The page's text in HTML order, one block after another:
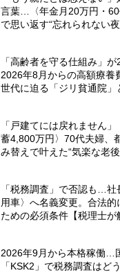
言葉…〈年金月20万円・
で思い返す“忘れられない夜
「高齢者を守る仕組み」
2026年8月からの高額療養
世代に迫る「ジリ貧通院」
「戸建てには戻れません
蓄4,800万円〉70代夫婦、
み替えで叶えた“気楽な老後
「税務調査」で否認も…
用車〉へ名義変更。合法
ための必須条件【税理士が
2026年9月から本格稼働…
「KSK2」で税務調査はど